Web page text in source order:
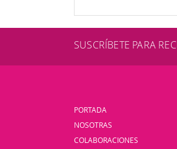
SUSCRÍBETE PARA
PORTADA
NOSOTRAS
COLABORACIONES